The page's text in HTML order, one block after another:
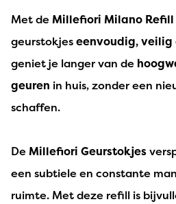
Met de Millefiori Milano Refill
geurstokjeseenvoudig, veilig
geniet je langer van de
geuren in huis, zonder een
schaffen.
De Millefiori Geurstokjes
een subtiele en constante
ruimte. Met deze refill is